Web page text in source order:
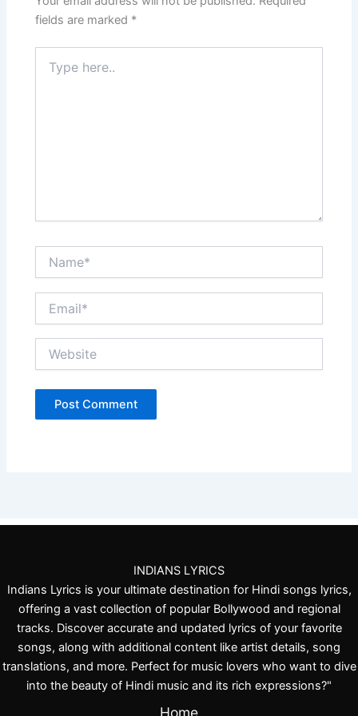
k
fields are marked *
here..
INDIANS LYRICS
Indians Lyrics is your ultimate destination for Hindi songs lyrics,
offering a vast collection of popular Bollywood and regional
tracks. Discover accurate and updated lyrics of your favorite
songs, along with additional content like artist details, song
translations, and more. Perfect for music lovers who want to dive
into the beauty of Hindi music and its rich expressions?"
Home